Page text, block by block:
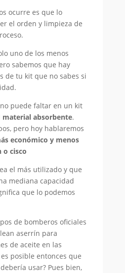
ocurre es que lo
el orden y limpieza de
uno de los menos
sabemos que hay
de tu kit que no sabes si
puede faltar en un kit
material absorbente.
pero hoy hablaremos
económico y menos
o cisco
el más utilizado y que
mediana capacidad
que lo podemos
de bomberos oficiales
aserrín para
de aceite en las
posible entonces que
usar? Pues bien,